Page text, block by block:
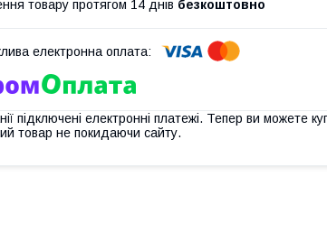
товару протягом 14 днів безкоштовно
підключені електронні платежі. Тепер ви можете
товар не покидаючи сайту.